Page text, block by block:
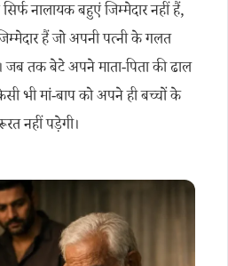
नालायक बहुएं जिम्मेदार नहीं हैं,
हैं जो अपनी पत्नी के गलत
तक बेटे अपने माता-पिता की ढाल
भी मां-बाप को अपने ही बच्चों के
नहीं पड़ेगी।